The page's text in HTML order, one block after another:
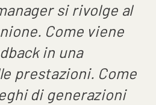
si rivolge al
Come viene
in una
prestazioni. Come
di generazioni